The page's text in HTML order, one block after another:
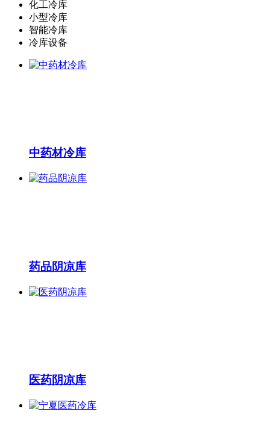
化工冷库
小型冷库
智能冷库
冷库设备
中药材冷库
药品阴凉库
医药阴凉库